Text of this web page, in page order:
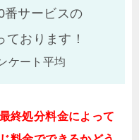
番サービスの
ております！
ケート平均
終処分料金によって